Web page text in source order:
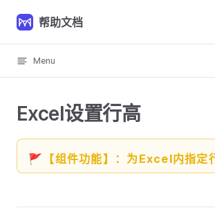
Skip to content
帮助文档
Menu
Excel设置行高
🚩【组件功能】：为Excel内指定